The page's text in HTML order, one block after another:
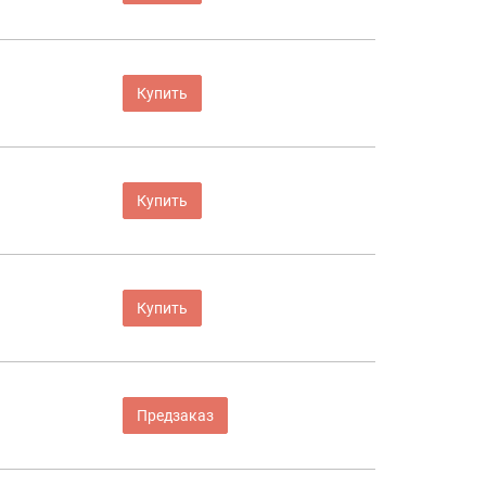
Купить
Купить
Купить
Предзаказ